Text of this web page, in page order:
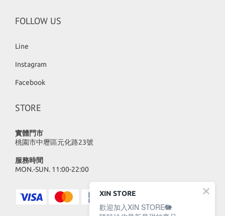
FOLLOW US
Line
Instagram
Facebook
STORE
實體門市
桃園市中壢區元化路23號
服務時間
MON.-SUN. 11:00-22:00
XIN STORE
歡迎加入XIN STORE🐘